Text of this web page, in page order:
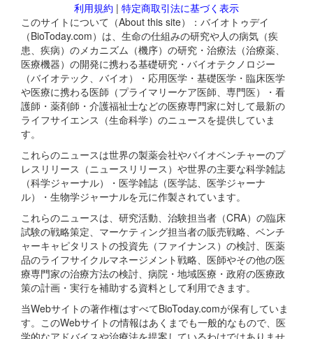
利用規約 | 特定商取引法に基づく表示
このサイトについて（About this site）：バイオトゥデイ
（BioToday.com）は、生命の仕組みの研究や人の病気（疾
患、疾病）のメカニズム（機序）の研究・治療法（治療薬、
医療機器）の開発に携わる基礎研究・バイオテクノロジー
（バイオテック、バイオ）・応用医学・基礎医学・臨床医学
や医療に携わる医師（プライマリーケア医師、専門医）・看
護師・薬剤師・介護福祉士などの医療専門家に対して最新の
ライフサイエンス（生命科学）のニュースを提供していま
す。
これらのニュースは世界の製薬会社やバイオベンチャーのプ
レスリリース（ニュースリリース）や世界の主要な科学雑誌
（科学ジャーナル）・医学雑誌（医学誌、医学ジャーナ
ル）・生物学ジャーナルを元に作製されています。
これらのニュースは、研究活動、治験担当者（CRA）の臨床
試験の戦略策定、マーケティング担当者の販売戦略、ベンチ
ャーキャピタリストの投資先（ファイナンス）の検討、医薬
品のライフサイクルマネージメント戦略、医師やその他の医
療専門家の治療方法の検討、病院・地域医療・政府の医療政
策の計画・実行を補助する資料として利用できます。
当Webサイトの著作権はすべてBioToday.comが保有していま
す。このWebサイトの情報はあくまでも一般的なもので、医